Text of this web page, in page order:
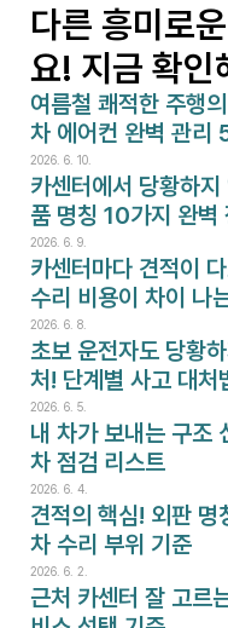
다른 흥미로
요! 지금 확인
여름철 쾌적한 주행
차 에어컨 완벽 관리
2026. 6. 10.
카센터에서 당황하
품 명칭 10가지 완
2026. 6. 9.
카센터마다 견적이
수리 비용이 차이 나
2026. 6. 8.
초보 운전자도 당황
처! 단계별 사고 대처
2026. 6. 5.
내 차가 보내는 구조
차 점검 리스트
2026. 6. 4.
견적의 핵심! 외판
차 수리 부위 기준
2026. 6. 2.
근처 카센터 잘 고르